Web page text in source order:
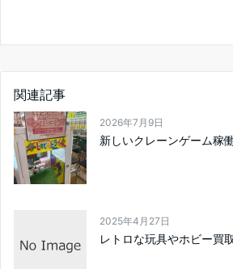
関連記事
2026年7月9日
新しいクレーンゲーム稼
2025年4月27日
レトロな玩具やホビー買